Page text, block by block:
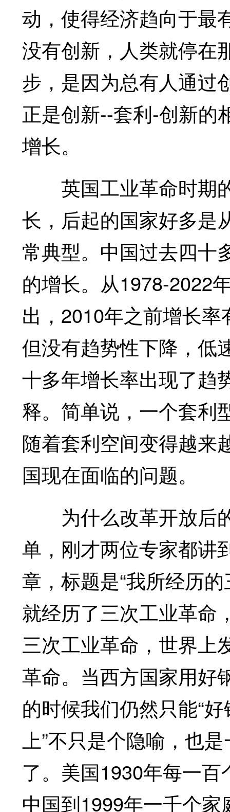
动，使得经济趋向于最
没有创新，人类就停在
步，是因为总有人通过
正是创新--套利-创新的
增长。
英国工业革命时期
长，后起的国家好多是
常典型。中国过去四十
的增长。从1978-2022
出，2010年之前增长
但没有趋势性下降，低
十多年增长率出现了趋
释。简单说，一个套利
随着套利空间变得越来
国现在面临的问题。
为什么改革开放后
单，刚才两位专家都讲
章，标题是“我所经历
就经历了三次工业革命
三次工业革命，世界上
革命。当西方国家用好
的时候我们仍然只能“
上”不只是个隐喻，也
了。美国1930年每一
中国到1999年一千个